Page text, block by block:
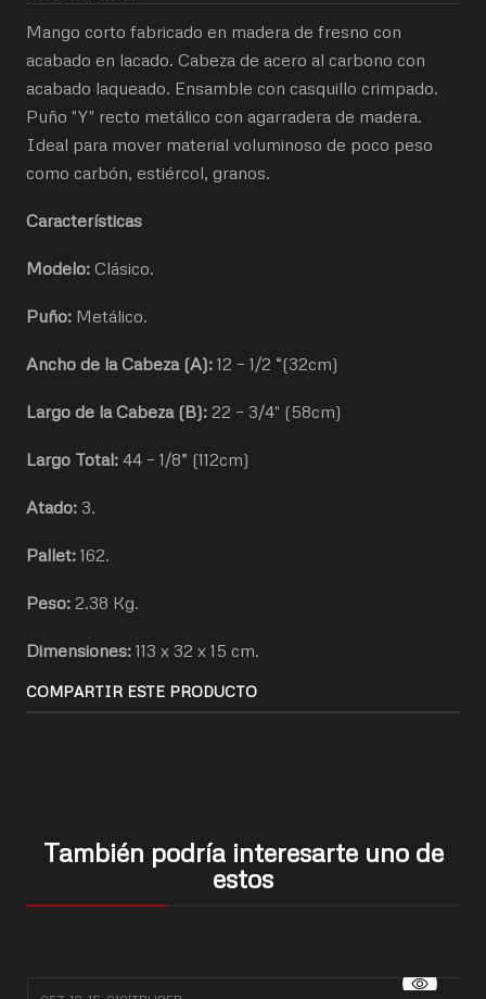
Mango corto fabricado en madera de fresno con
acabado en lacado. Cabeza de acero al carbono con
acabado laqueado. Ensamble con casquillo crimpado.
Puño "Y" recto metálico con agarradera de madera.
Ideal para mover material voluminoso de poco peso
como carbón, estiércol, granos.
Características
Modelo: Clásico.
Puño: Metálico.
Ancho de la Cabeza (A): 12 – 1/2 “(32cm)
Largo de la Cabeza (B): 22 – 3/4" (58cm)
Largo Total: 44 – 1/8” (112cm)
Atado: 3.
Pallet: 162.
Peso: 2.38 Kg.
Dimensiones: 113 x 32 x 15 cm.
COMPARTIR ESTE PRODUCTO
También podría interesarte uno de
estos